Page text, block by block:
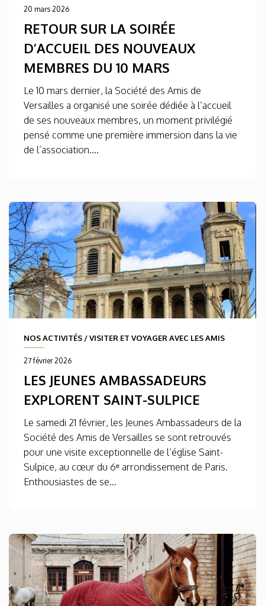
20 mars 2026
RETOUR SUR LA SOIRÉE
D’ACCUEIL DES NOUVEAUX
MEMBRES DU 10 MARS
Le 10 mars dernier, la Société des Amis de
Versailles a organisé une soirée dédiée à l’accueil
de ses nouveaux membres, un moment privilégié
pensé comme une première immersion dans la vie
de l’association....
NOS ACTIVITÉS /VISITER ET VOYAGER AVEC LES AMIS
27 février 2026
LES JEUNES AMBASSADEURS
EXPLORENT SAINT-SULPICE
Le samedi 21 février, les Jeunes Ambassadeurs de la
Société des Amis de Versailles se sont retrouvés
pour une visite exceptionnelle de l’église Saint-
Sulpice, au cœur du 6ᵉ arrondissement de Paris.
Enthousiastes de se...